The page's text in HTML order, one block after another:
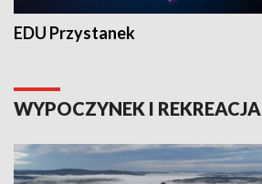
EDU Przystanek
WYPOCZYNEK I REKREACJA